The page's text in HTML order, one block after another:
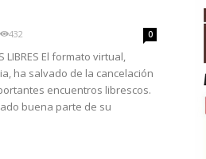
432 0
LIBRES El formato virtual,
ha salvado de la cancelación
encuentros librescos.
buena parte de su